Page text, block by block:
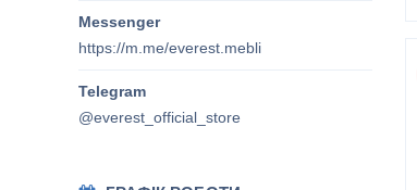
https://m.me/everest.mebli
@everest_official_store